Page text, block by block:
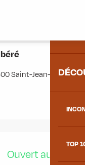
TOP
Saint-Jean-de-
aux favoris
Ouvert